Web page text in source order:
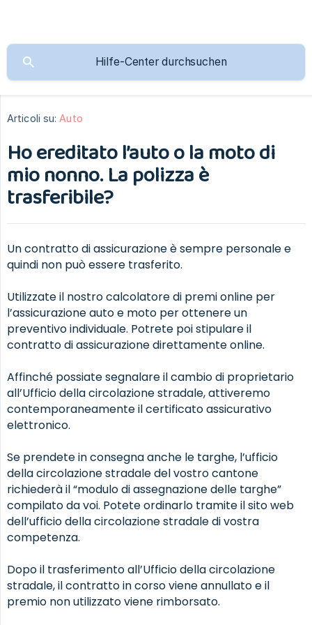
Articoli su: Auto
Ho ereditato l’auto o la moto di
mio nonno. La polizza è
trasferibile?
Un contratto di assicurazione è sempre personale e
quindi non può essere trasferito.
Utilizzate il nostro calcolatore di premi online per
l’assicurazione auto e moto per ottenere un
preventivo individuale. Potrete poi stipulare il
contratto di assicurazione direttamente online.
Affinché possiate segnalare il cambio di proprietario
all’Ufficio della circolazione stradale, attiveremo
contemporaneamente il certificato assicurativo
elettronico.
Se prendete in consegna anche le targhe, l’ufficio
della circolazione stradale del vostro cantone
richiederà il “modulo di assegnazione delle targhe”
compilato da voi. Potete ordinarlo tramite il sito web
dell’ufficio della circolazione stradale di vostra
competenza.
Dopo il trasferimento all’Ufficio della circolazione
stradale, il contratto in corso viene annullato e il
premio non utilizzato viene rimborsato.